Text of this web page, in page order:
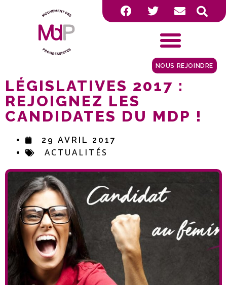
NOUS REJOINDRE
LÉGISLATIVES 2017 :
REJOIGNEZ LES
CANDIDATES DU MDP !
29 AVRIL 2017
ACTUALITÉS